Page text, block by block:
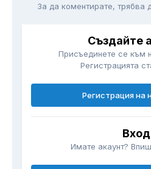
За да коментирате, трябва
Създайте
Присъединете се към
Регистрацията
Регистрация на
Вход
Имате акаунт?